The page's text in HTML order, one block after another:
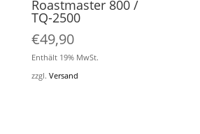
Roastmaster 800 /
TQ-2500
€49,90
Enthält 19% MwSt.
zzgl. Versand